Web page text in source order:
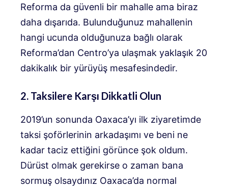
Reforma da güvenli bir mahalle ama biraz
daha dışarıda. Bulunduğunuz mahallenin
hangi ucunda olduğunuza bağlı olarak
Reforma’dan Centro’ya ulaşmak yaklaşık 20
dakikalık bir yürüyüş mesafesindedir.
2. Taksilere Karşı Dikkatli Olun
2019’un sonunda Oaxaca’yı ilk ziyaretimde
taksi şoförlerinin arkadaşımı ve beni ne
kadar taciz ettiğini görünce şok oldum.
Dürüst olmak gerekirse o zaman bana
sormuş olsaydınız Oaxaca’da normal